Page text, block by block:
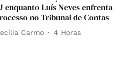
enquanto Luís Neves enfrenta
no Tribunal de Contas
Carmo 4 Horas